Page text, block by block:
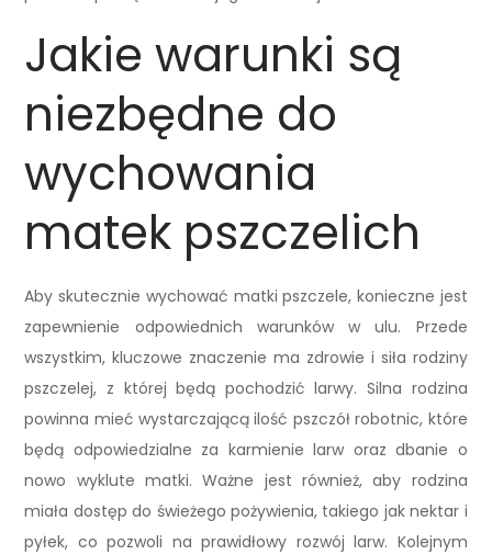
Jakie warunki są
niezbędne do
wychowania
matek pszczelich
Aby skutecznie wychować matki pszczele, konieczne jest
zapewnienie odpowiednich warunków w ulu. Przede
wszystkim, kluczowe znaczenie ma zdrowie i siła rodziny
pszczelej, z której będą pochodzić larwy. Silna rodzina
powinna mieć wystarczającą ilość pszczół robotnic, które
będą odpowiedzialne za karmienie larw oraz dbanie o
nowo wyklute matki. Ważne jest również, aby rodzina
miała dostęp do świeżego pożywienia, takiego jak nektar i
pyłek, co pozwoli na prawidłowy rozwój larw. Kolejnym